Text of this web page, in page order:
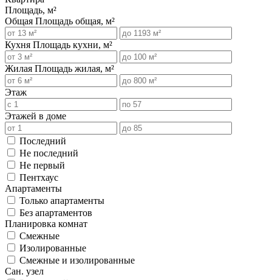
Площадь, м²
Общая Площадь общая, м²
Кухня Площадь кухни, м²
Жилая Площадь жилая, м²
Этаж
Этажей в доме
Последний
Не последний
Не первый
Пентхаус
Апартаменты
Только апартаменты
Без апартаментов
Планировка комнат
Смежные
Изолированные
Смежные и изолированные
Сан. узел